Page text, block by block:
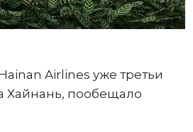
Airlines уже третьи
Хайнань, пообещало